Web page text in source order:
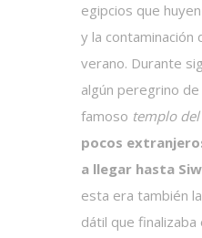
egipcios que
y la contaminación
verano. Durante
algún peregrino de
famoso templo
pocos
a llegar hasta
esta era también
dátil que finalizaba